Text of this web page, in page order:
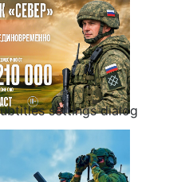
settings dialog